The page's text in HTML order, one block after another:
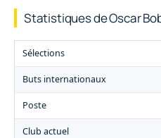
Statistiques de Oscar
Sélections
Buts internationaux
Poste
Club actuel